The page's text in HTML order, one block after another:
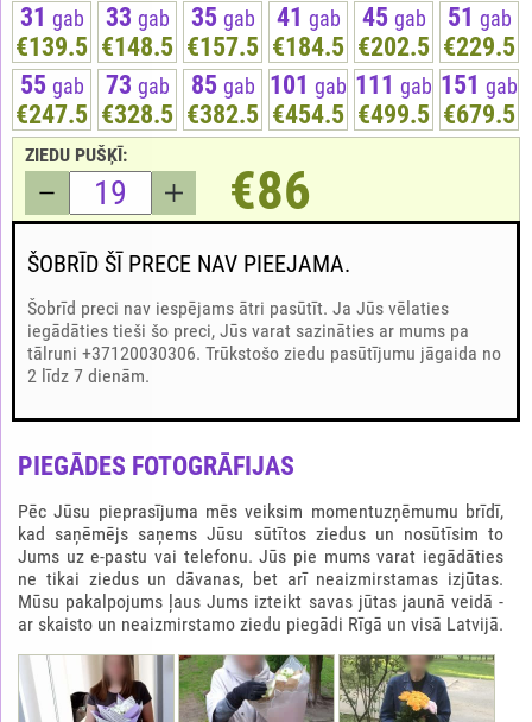
31 gab
€139.5
33 gab
€148.5
35 gab
€157.5
41 gab
€184.5
45 gab
€202.5
51 gab
€229.5
55 gab
€247.5
73 gab
€328.5
85 gab
€382.5
101 gab
€454.5
111 gab
€499.5
151 gab
€679.5
ZIEDU PUŠĶĪ:
€86
ŠOBRĪD ŠĪ PRECE NAV PIEEJAMA.
Šobrīd preci nav iespējams ātri pasūtīt. Ja Jūs vēlaties
iegādāties tieši šo preci, Jūs varat sazināties ar mums pa
tālruni +37120030306. Trūkstošo ziedu pasūtījumu jāgaida no
2 līdz 7 dienām.
PIEGĀDES FOTOGRĀFIJAS
Pēc Jūsu pieprasījuma mēs veiksim momentuzņēmumu brīdī,
kad saņēmējs saņems Jūsu sūtītos ziedus un nosūtīsim to
Jums uz e-pastu vai telefonu. Jūs pie mums varat iegādāties
ne tikai ziedus un dāvanas, bet arī neaizmirstamas izjūtas.
Mūsu pakalpojums ļaus Jums izteikt savas jūtas jaunā veidā -
ar skaisto un neaizmirstamo ziedu piegādi Rīgā un visā Latvijā.